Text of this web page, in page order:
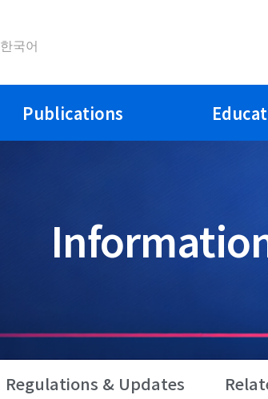
한국어
Publications
Regulations & Updates